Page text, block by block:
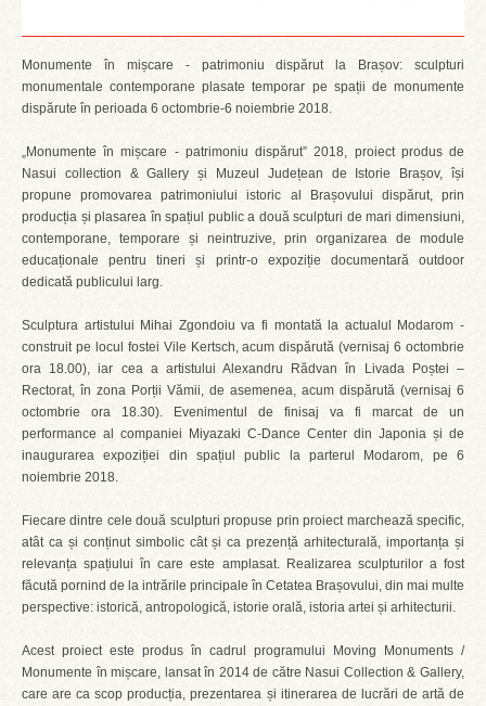
Monumente în mișcare - patrimoniu dispărut la Brașov: sculpturi
monumentale contemporane plasate temporar pe spații de monumente
dispărute în perioada 6 octombrie-6 noiembrie 2018.
„Monumente în mișcare - patrimoniu dispărut” 2018, proiect produs de
Nasui collection & Gallery și Muzeul Județean de Istorie Brașov, își
propune promovarea patrimoniului istoric al Brașovului dispărut, prin
producția și plasarea în spațiul public a două sculpturi de mari dimensiuni,
contemporane, temporare și neintruzive, prin organizarea de module
educaționale pentru tineri și printr-o expoziție documentară outdoor
dedicată publicului larg.
Sculptura artistului Mihai Zgondoiu va fi montată la actualul Modarom -
construit pe locul fostei Vile Kertsch, acum dispărută (vernisaj 6 octombrie
ora 18.00), iar cea a artistului Alexandru Rădvan în Livada Poștei –
Rectorat, în zona Porții Vămii, de asemenea, acum dispărută (vernisaj 6
octombrie ora 18.30). Evenimentul de finisaj va fi marcat de un
performance al companiei Miyazaki C-Dance Center din Japonia și de
inaugurarea expoziției din spațiul public la parterul Modarom, pe 6
noiembrie 2018.
Fiecare dintre cele două sculpturi propuse prin proiect marchează specific,
atât ca și conținut simbolic cât și ca prezență arhitecturală, importanța și
relevanța spațiului în care este amplasat. Realizarea sculpturilor a fost
făcută pornind de la intrările principale în Cetatea Brașovului, din mai multe
perspective: istorică, antropologică, istorie orală, istoria artei și arhitecturii.
Acest proiect este produs în cadrul programului Moving Monuments /
Monumente în mișcare, lansat în 2014 de către Nasui Collection & Gallery,
care are ca scop producția, prezentarea și itinerarea de lucrări de artă de